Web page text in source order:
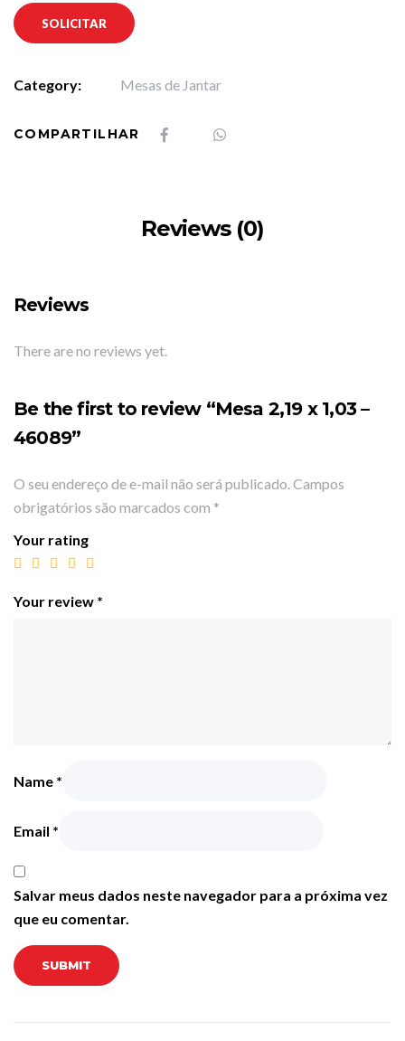
SOLICITAR
Category: Mesas de Jantar
COMPARTILHAR
Reviews (0)
Reviews
There are no reviews yet.
Be the first to review “Mesa 2,19 x 1,03 –
46089”
O seu endereço de e-mail não será publicado.Campos
obrigatórios são marcados com *
Your rating
Your review *
Name *
Email *
Salvar meus dados neste navegador para a próxima vez
que eu comentar.